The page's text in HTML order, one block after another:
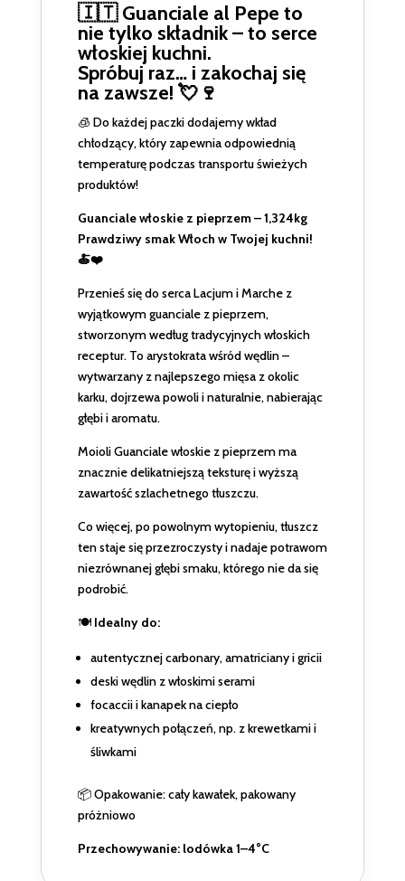
🇮🇹 Guanciale al Pepe to
nie tylko składnik – to serce
włoskiej kuchni.
Spróbuj raz… i zakochaj się
na zawsze! 💘🍷
🧊 Do każdej paczki dodajemy wkład
chłodzący, który zapewnia odpowiednią
temperaturę podczas transportu świeżych
produktów!
Guanciale włoskie z pieprzem – 1,324kg
Prawdziwy smak Włoch w Twojej kuchni!
🍝❤️
Przenieś się do serca Lacjum i Marche z
wyjątkowym guanciale z pieprzem,
stworzonym według tradycyjnych włoskich
receptur. To arystokrata wśród wędlin –
wytwarzany z najlepszego mięsa z okolic
karku, dojrzewa powoli i naturalnie, nabierając
głębi i aromatu.
Moioli Guanciale włoskie z pieprzem ma
znacznie delikatniejszą teksturę i wyższą
zawartość szlachetnego tłuszczu.
Co więcej, po powolnym wytopieniu, tłuszcz
ten staje się przezroczysty i nadaje potrawom
niezrównanej głębi smaku, którego nie da się
podrobić.
🍽️ Idealny do:
autentycznej carbonary, amatriciany i gricii
deski wędlin z włoskimi serami
focaccii i kanapek na ciepło
kreatywnych połączeń, np. z krewetkami i
śliwkami
📦 Opakowanie: cały kawałek, pakowany
próżniowo
Przechowywanie: lodówka 1–4°C